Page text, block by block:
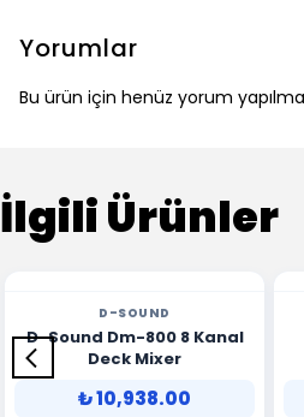
Yorumlar
Bu ürün için henüz yorum
İlgili Ürünler
D-SOUND
D-Sound Dm-800 8 Kanal
Deck Mixer
₺ 10,938.00